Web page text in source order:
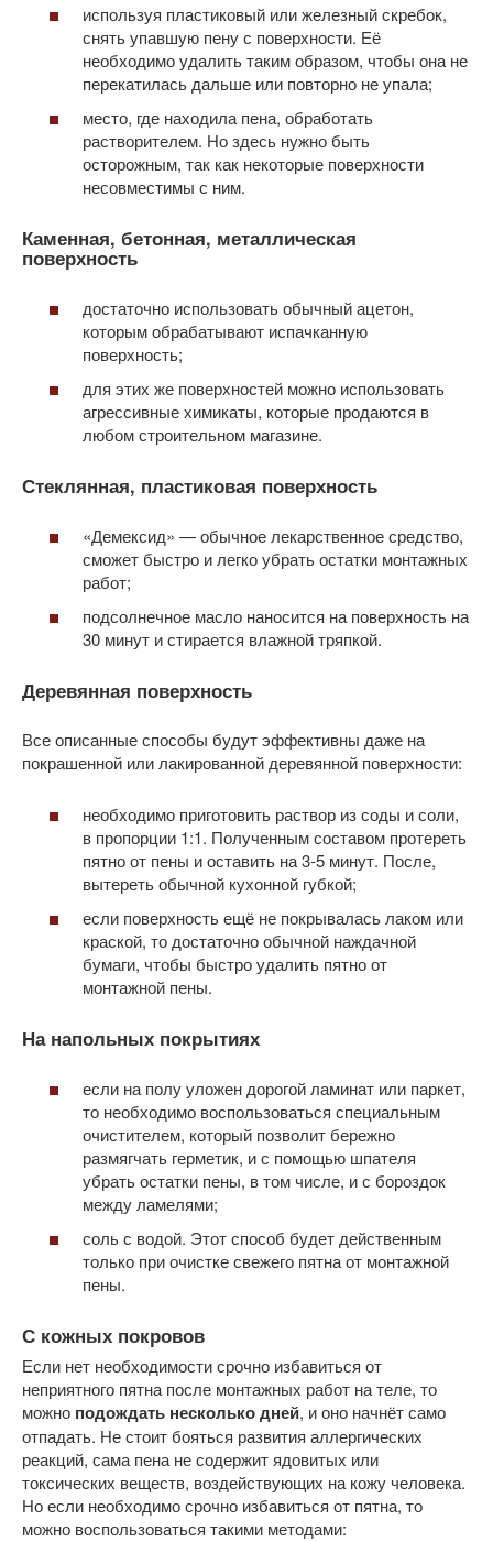
используя пластиковый или железный скребок,
снять упавшую пену с поверхности. Её
необходимо удалить таким образом, чтобы она не
перекатилась дальше или повторно не упала;
место, где находила пена, обработать
растворителем. Но здесь нужно быть
осторожным, так как некоторые поверхности
несовместимы с ним.
Каменная, бетонная, металлическая
поверхность
достаточно использовать обычный ацетон,
которым обрабатывают испачканную
поверхность;
для этих же поверхностей можно использовать
агрессивные химикаты, которые продаются в
любом строительном магазине.
Стеклянная, пластиковая поверхность
«Демексид» — обычное лекарственное средство,
сможет быстро и легко убрать остатки монтажных
работ;
подсолнечное масло наносится на поверхность на
30 минут и стирается влажной тряпкой.
Деревянная поверхность
Все описанные способы будут эффективны даже на
покрашенной или лакированной деревянной поверхности:
необходимо приготовить раствор из соды и соли,
в пропорции 1:1. Полученным составом протереть
пятно от пены и оставить на 3-5 минут. После,
вытереть обычной кухонной губкой;
если поверхность ещё не покрывалась лаком или
краской, то достаточно обычной наждачной
бумаги, чтобы быстро удалить пятно от
монтажной пены.
На напольных покрытиях
если на полу уложен дорогой ламинат или паркет,
то необходимо воспользоваться специальным
очистителем, который позволит бережно
размягчать герметик, и с помощью шпателя
убрать остатки пены, в том числе, и с бороздок
между ламелями;
соль с водой. Этот способ будет действенным
только при очистке свежего пятна от монтажной
пены.
С кожных покровов
Если нет необходимости срочно избавиться от
неприятного пятна после монтажных работ на теле, то
можно подождать несколько дней, и оно начнёт само
отпадать. Не стоит бояться развития аллергических
реакций, сама пена не содержит ядовитых или
токсических веществ, воздействующих на кожу человека.
Но если необходимо срочно избавиться от пятна, то
можно воспользоваться такими методами: